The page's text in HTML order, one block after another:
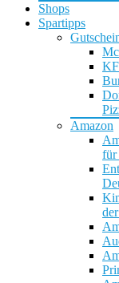
Shops
Spartipps
Amazon
für